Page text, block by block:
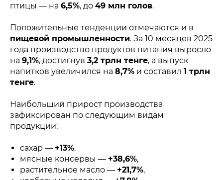
птицы — на 6,5%, до 49 млн голов.
Положительные тенденции отмечаются и в
пищевой промышленности. За 10 месяцев 2025
года производство продуктов питания выросло
на 9,1%, достигнув 3,2 трлн тенге, а выпуск
напитков увеличился на 8,7% и составил 1 трлн
тенге.
Наибольший прирост производства
зафиксирован по следующим видам
продукции:
сахар — +13%,
мясные консервы — +38,6%,
растительное масло — +21,7%,